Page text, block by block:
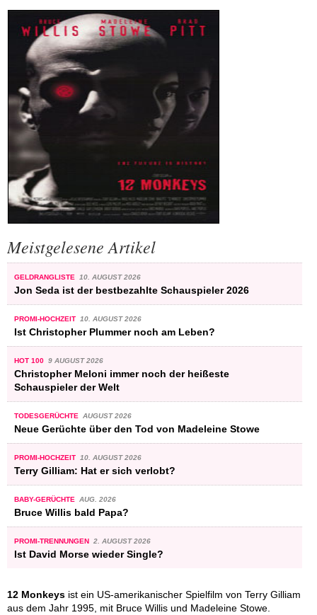
Meistgelesene Artikel
GELDRANGLISTE 10. AUGUST 2026
Jon Seda ist der bestbezahlte Schauspieler 2026
PROMI-HOCHZEIT 10. AUGUST 2026
Ist Christopher Plummer noch am Leben?
HOT 100 9 AUGUST 2026
Christopher Meloni immer noch der heißeste
Schauspieler der Welt
TODESGERÜCHTE AUGUST 2026
Neue Gerüchte über den Tod von Madeleine Stowe
PROMI-HOCHZEIT 10. AUGUST 2026
Terry Gilliam: Hat er sich verlobt?
BABY-GERÜCHTE AUG. 2026
Bruce Willis bald Papa?
PROMI-TRENNUNGEN 2. AUGUST 2026
Ist David Morse wieder Single?
12 Monkeys ist ein US-amerikanischer Spielfilm von Terry Gilliam
aus dem Jahr 1995, mit Bruce Willis und Madeleine Stowe.